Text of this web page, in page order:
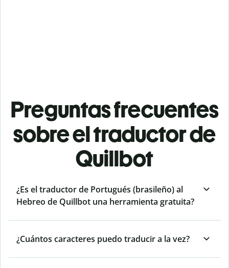
Preguntas frecuentes
sobre el traductor de
Quillbot
¿Es el traductor de Portugués (brasileño) al
Hebreo de Quillbot una herramienta gratuita?
¿Cuántos caracteres puedo traducir a la vez?